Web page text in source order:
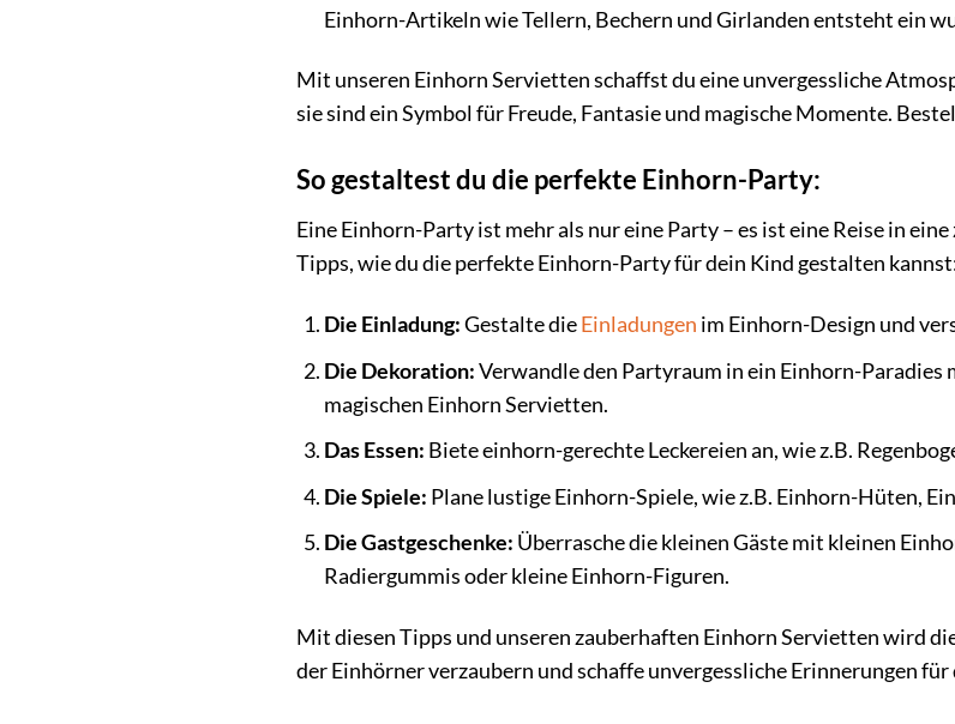
Einhorn-Artikeln wie Tellern, Bechern und Girlanden entsteht ein
Mit unseren Einhorn Servietten schaffst du eine unvergessliche
sie sind ein Symbol für Freude, Fantasie und magische Momente.
So gestaltest du die perfekte Einhorn-Party:
Eine Einhorn-Party ist mehr als nur eine Party – es ist eine Reise in
Tipps, wie du die perfekte Einhorn-Party für dein Kind gestalten
Die Einladung:Gestalte dieEinladungen im Einhorn-Design und
Die Dekoration:Verwandle den Partyraum in ein Einhorn-
magischen Einhorn Servietten.
Das Essen: Biete einhorn-gerechte Leckereien an, wie z.B.
Die Spiele: Plane lustige Einhorn-Spiele, wie z.B. Einhorn-Hüten,
Die Gastgeschenke: Überrasche die kleinen Gäste mit kleinen
Radiergummis oder kleine Einhorn-Figuren.
Mit diesen Tipps und unseren zauberhaften Einhorn Servietten wird
der Einhörner verzaubern und schaffe unvergessliche Erinnerungen für